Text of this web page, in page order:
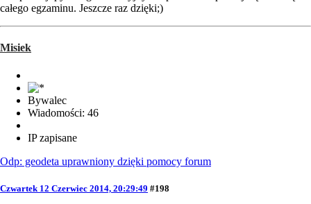
całego egzaminu. Jeszcze raz dzięki;)
Misiek
Bywalec
Wiadomości: 46
IP zapisane
Odp: geodeta uprawniony dzięki pomocy forum
Czwartek 12 Czerwiec 2014, 20:29:49 #198